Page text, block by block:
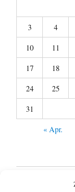
3
4
10
11
17
18
24
25
31
« Apr.